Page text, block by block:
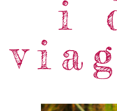
i
Contatti